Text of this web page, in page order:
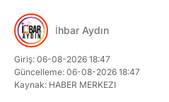
İhbar Aydın
Giriş: 06-08-2026 18:47
Güncelleme: 06-08-2026 18:47
Kaynak: HABER MERKEZI